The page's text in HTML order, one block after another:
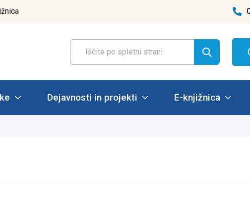
Dejavnosti in projekti E-knjižnica